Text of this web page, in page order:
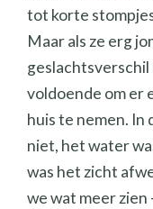
tot korte
Maar als ze erg
voldoende om er
huis te nemen. In
niet, het water
was het zicht
we wat meer zien